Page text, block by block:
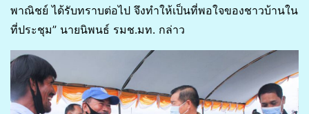
พาณิชย์ ได้รับทราบต่อไป จึงทำให้เป็นที่พอใจของชาวบ้านใน
ที่ประชุม” นายนิพนธ์ รมช.มท. กล่าว